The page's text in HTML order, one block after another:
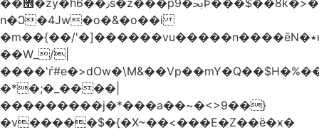
��޾�zy�h6��٫s�z���p9�ﲝϷ���$��8k�>�O���I�y�/O~���Eo>GË3�عr�Ͼ6wVg�/߭
n�Ͻ�4Jw�o�&�o��i
�m��{��/'�]������vu�����n����ēN�٭u�����o'�����w�^�Q���2�;U>��ʧ��
��W_/|
�*�;�_����|
���������j�*���a��~�<>9��}
�v�����$�{�X~��<���E�Z��ё�ӿ�